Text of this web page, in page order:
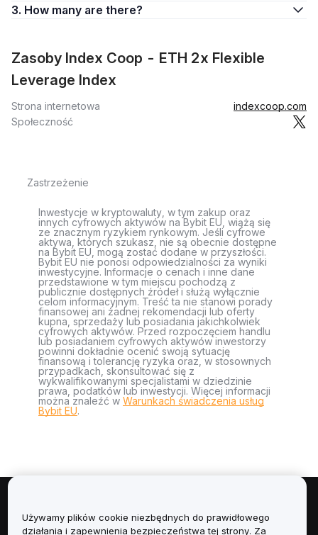
3. How many are there?
Zasoby Index Coop - ETH 2x Flexible
Leverage Index
Strona internetowa
indexcoop.com
Społeczność
Zastrzeżenie
Inwestycje w kryptowaluty, w tym zakup oraz
innych cyfrowych aktywów na Bybit EU, wiążą się
ze znacznym ryzykiem rynkowym. Jeśli cyfrowe
aktywa, których szukasz, nie są obecnie dostępne
na Bybit EU, mogą zostać dodane w przyszłości.
Bybit EU nie ponosi odpowiedzialności za wyniki
inwestycyjne. Informacje o cenach i inne dane
przedstawione w tym miejscu pochodzą z
publicznie dostępnych źródeł i służą wyłącznie
celom informacyjnym. Treść ta nie stanowi porady
finansowej ani żadnej rekomendacji lub oferty
kupna, sprzedaży lub posiadania jakichkolwiek
cyfrowych aktywów. Przed rozpoczęciem handlu
lub posiadaniem cyfrowych aktywów inwestorzy
powinni dokładnie ocenić swoją sytuację
finansową i tolerancję ryzyka oraz, w stosownych
przypadkach, skonsultować się z
wykwalifikowanymi specjalistami w dziedzinie
prawa, podatków lub inwestycji. Więcej informacji
można znaleźć w Warunkach świadczenia usług
Bybit EU.
Informacje
Używamy plików cookie niezbędnych do prawidłowego
działania i zapewnienia bezpieczeństwa tej strony. Za